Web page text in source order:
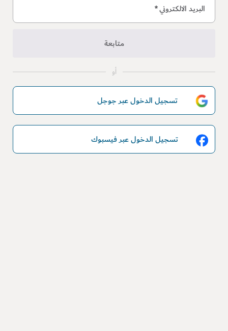
البريد الالكتروني*
متابعة
أو
تسجيل الدخول عبر جوجل
تسجيل الدخول عبر فيسبوك